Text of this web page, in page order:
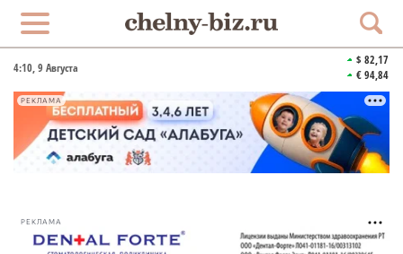
4:10, 9 Августа
$ 82,17
€ 94,84
РЕКЛАМА
РЕКЛАМА